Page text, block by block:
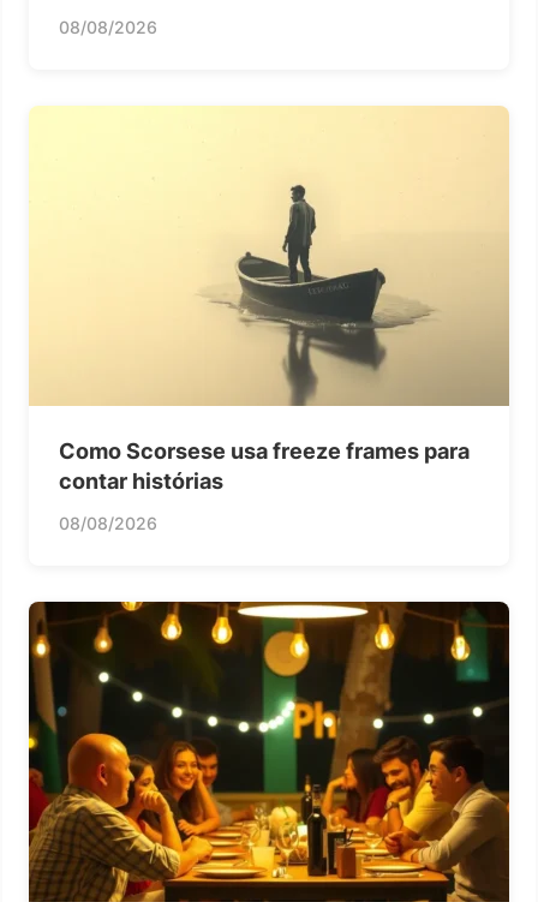
08/08/2026
Como Scorsese usa freeze frames para
contar histórias
08/08/2026